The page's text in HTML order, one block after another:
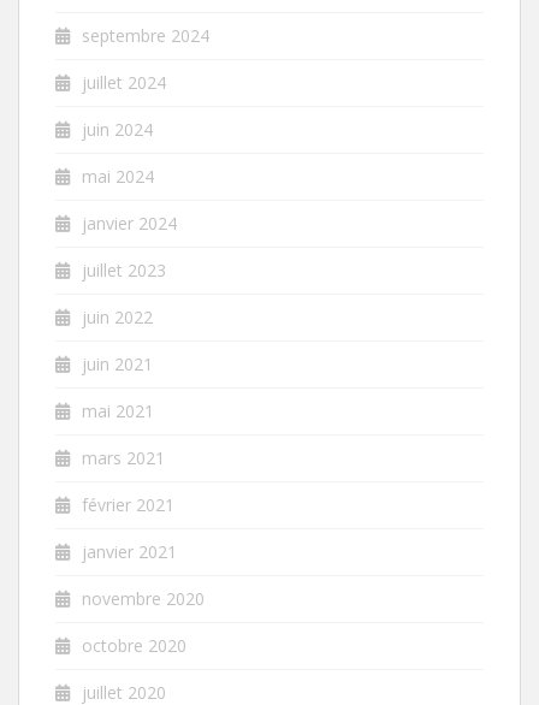
septembre 2024
juillet 2024
juin 2024
mai 2024
janvier 2024
juillet 2023
juin 2022
juin 2021
mai 2021
mars 2021
février 2021
janvier 2021
novembre 2020
octobre 2020
juillet 2020